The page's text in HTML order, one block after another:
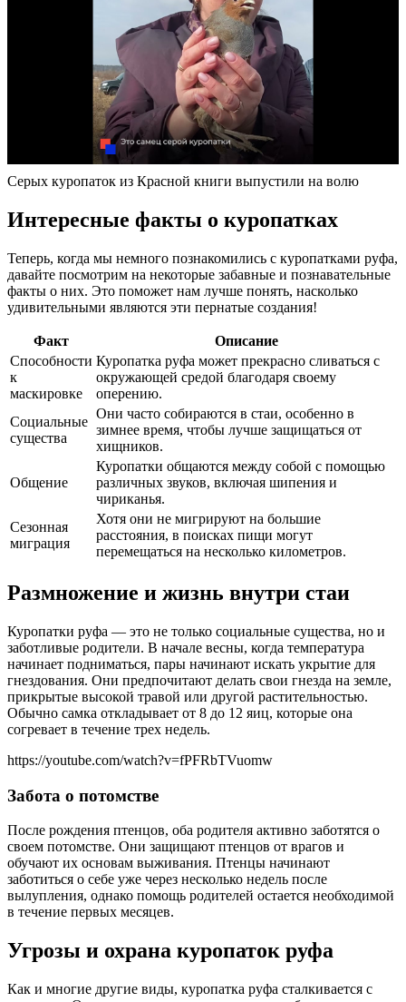
Серых куропаток из Красной книги выпустили на волю
Интересные факты о куропатках
Теперь, когда мы немного познакомились с куропатками руфа,
давайте посмотрим на некоторые забавные и познавательные
факты о них. Это поможет нам лучше понять, насколько
удивительными являются эти пернатые создания!
Факт
Описание
Способности
к
маскировке
Куропатка руфа может прекрасно сливаться с
окружающей средой благодаря своему
оперению.
Социальные
существа
Они часто собираются в стаи, особенно в
зимнее время, чтобы лучше защищаться от
хищников.
Общение
Куропатки общаются между собой с помощью
различных звуков, включая шипения и
чириканья.
Сезонная
миграция
Хотя они не мигрируют на большие
расстояния, в поисках пищи могут
перемещаться на несколько километров.
Размножение и жизнь внутри стаи
Куропатки руфа — это не только социальные существа, но и
заботливые родители. В начале весны, когда температура
начинает подниматься, пары начинают искать укрытие для
гнездования. Они предпочитают делать свои гнезда на земле,
прикрытые высокой травой или другой растительностью.
Обычно самка откладывает от 8 до 12 яиц, которые она
согревает в течение трех недель.
https://youtube.com/watch?v=fPFRbTVuomw
Забота о потомстве
После рождения птенцов, оба родителя активно заботятся о
своем потомстве. Они защищают птенцов от врагов и
обучают их основам выживания. Птенцы начинают
заботиться о себе уже через несколько недель после
вылупления, однако помощь родителей остается необходимой
в течение первых месяцев.
Угрозы и охрана куропаток руфа
Как и многие другие виды, куропатка руфа сталкивается с